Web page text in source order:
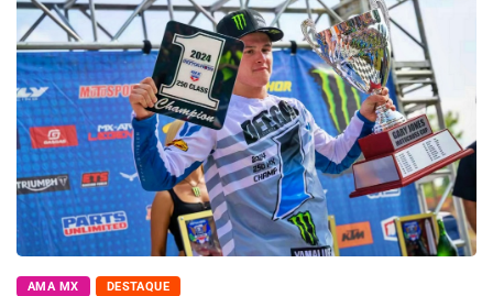
AMA MX DESTAQUE